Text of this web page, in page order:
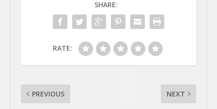
SHARE:
RATE:
PREVIOUS NEXT